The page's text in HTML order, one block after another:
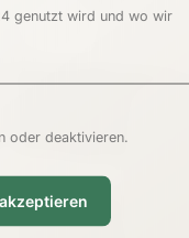
genutzt wird und wo wir
oder deaktivieren.